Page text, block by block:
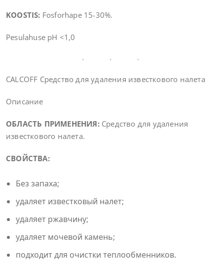
KOOSTIS: Fosforhape 15-30%.
Pesulahuse pH <1,0
CALCOFF Средство для удаления известкового налета
Описание
ОБЛАСТЬ ПРИМЕНЕНИЯ:Средство для удаления
известкового налета.
СВОЙСТВА:
Без запаха;
удаляет известковый налет;
удаляет ржавчину;
удаляет мочевой камень;
подходит для очистки теплообменников.